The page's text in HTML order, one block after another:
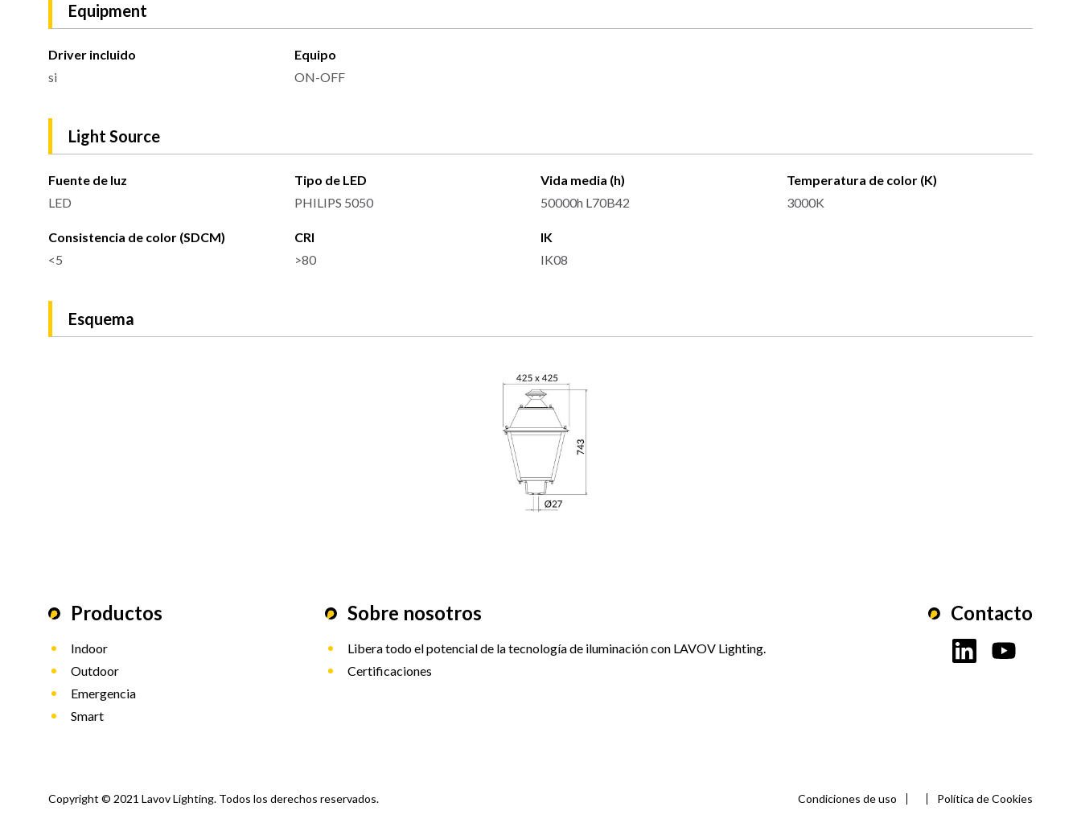
Equipment
Driver incluido
si
Equipo
ON-OFF
Light Source
Fuente de luz
LED
Tipo de LED
PHILIPS 5050
Vida media (h)
50000h L70B42
Temperatura de color (K)
3000K
Consistencia de color (SDCM)
<5
CRI
>80
IK
IK08
Esquema
Productos
Indoor
Outdoor
Emergencia
Smart
Sobre nosotros
Libera todo el potencial de la tecnología de iluminación con LAVOV Lighting.
Certificaciones
Contacto
Condiciones de uso Política de Cookies
Copyright © 2021 Lavov Lighting. Todos los derechos reservados.